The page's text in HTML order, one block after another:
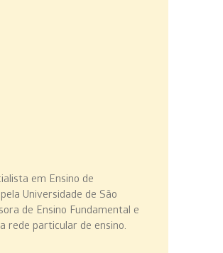
em Ensino de
Universidade de São
de Ensino Fundamental e
rede particular de ensino.